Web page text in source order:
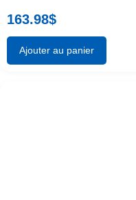
163.98$
Ajouter au panier